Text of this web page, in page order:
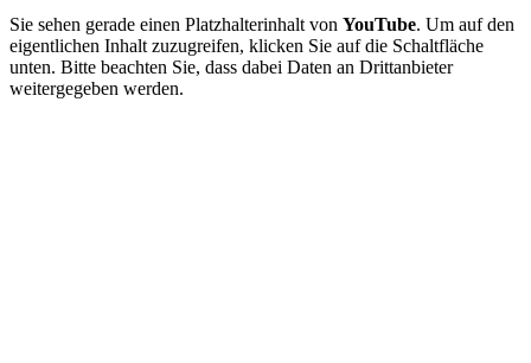
Sie sehen gerade einen Platzhalterinhalt von YouTube. Um auf den
eigentlichen Inhalt zuzugreifen, klicken Sie auf die Schaltfläche
unten. Bitte beachten Sie, dass dabei Daten an Drittanbieter
weitergegeben werden.